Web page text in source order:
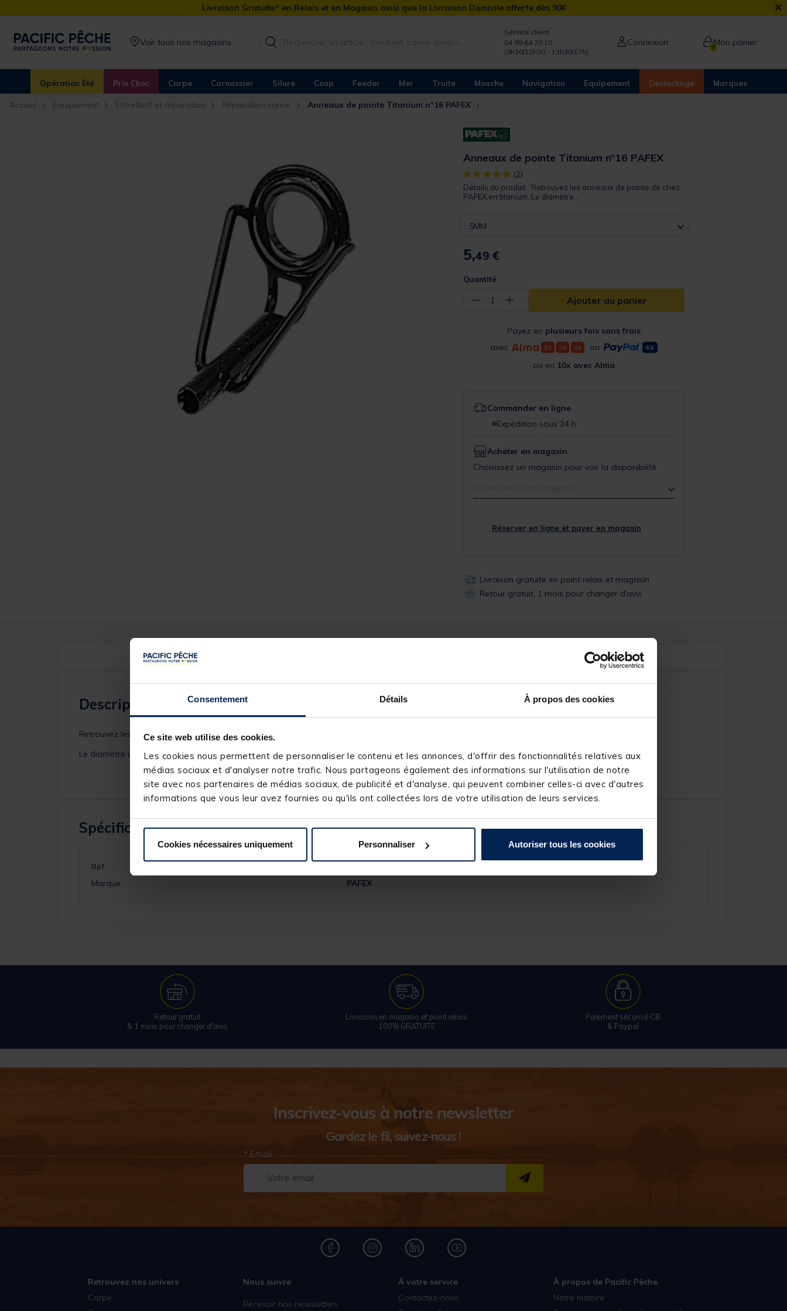
Consentement Détails À propos des cookies
Ce site web utilise des cookies.
Les cookies nous permettent de personnaliser le contenu et les annonces, d'offrir des fonctionnalités relatives aux
médias sociaux et d'analyser notre trafic. Nous partageons également des informations sur l'utilisation de notre
site avec nos partenaires de médias sociaux, de publicité et d'analyse, qui peuvent combiner celles-ci avec d'autres
informations que vous leur avez fournies ou qu'ils ont collectées lors de votre utilisation de leurs services.
Cookies nécessaires uniquement Personnaliser Autoriser tous les cookies
Livraison Gratuite* en Relais et en Magasin ainsi que la Livraison Domicile offerte dès 90€ ×
Voir tous nos magasins
Service client
04 99 64 20 10
(9h30/12h30 - 13h30/17h)
Connexion 0Mon panier
Opération Été Prix Choc Carpe Carnassier Silure Coup Feeder Mer Truite Mouche Navigation Equipement Destockage Marques
Accueil Equipement Entretient et réparation Réparation canne Anneaux de pointe Titanium n°16 PAFEX
Anneaux de pointe Titanium n°16 PAFEX
[object Object] out of 5 Customer Rating
(2)
Détails du produit : Retrouvez les anneaux de pointe de chez
PAFEX en titanium. Le diamètre...
5MM
5,49 €
Quantité
− 1 + Ajouter au panier
Payez en plusieurs fois sans frais
avec
ou
ou en 10x avec Alma
Commander en ligne
Expédition sous 24 h
Acheter en magasin
Choisissez un magasin pour voir la disponibilité
Réserver en ligne et payer en magasin
Livraison gratuite en point relais et magasin
Retour gratuit, 1 mois pour changer d’avis
Description
Retrouvez les anneaux de pointe de chez PAFEX en titanium.
Le diamètre intérieur de la céramique est de 10.2mm et les diamètres des tubes vont de 2.60mm à 5mm.
Spécifications
Réf.
Marque
PAFEX
Retour gratuit
& 1 mois pour changer d'avis
Livraison en magasin et point relais
100% GRATUITE
Paiement sécurisé CB
& Paypal
Inscrivez-vous à notre newsletter
Gardez le fil, suivez-nous !
* Email
S''INSCRIRE
Retrouvez nos univers
Carpe
Nous suivre
Recevoir nos newsletters
À votre service
Contactez-nous
À propos de Pacific Pêche
Notre histoire